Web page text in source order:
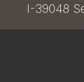
I-39048